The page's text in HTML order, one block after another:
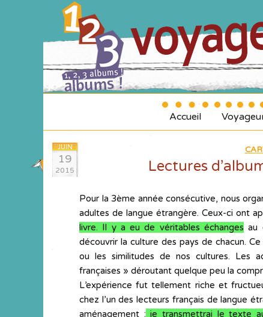
Accueil
JUIN
19
2015 Lectures
Pour la 3ème année consécutive, nous
adultes de langue étrangère. Ceux-ci ont
livre. Il y a eu de véritables échanges au
découvrir la culture des pays de chacun.
ou les similitudes de nos cultures. Les
françaises » déroutant quelque peu la
L’expérience fut tellement riche et
chez l’un des lecteurs français de langue
aménagement : je transmettrai le texte